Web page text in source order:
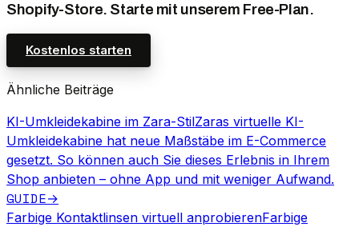
Shopify-Store. Starte mit unserem Free-Plan.
Kostenlos starten
Ähnliche Beiträge
KI-Umkleidekabine im Zara-StilZaras virtuelle KI-
Umkleidekabine hat neue Maßstäbe im E-Commerce
gesetzt. So können auch Sie dieses Erlebnis in Ihrem
Shop anbieten – ohne App und mit weniger Aufwand.
GUIDE→
Farbige Kontaktlinsen virtuell anprobierenFarbige